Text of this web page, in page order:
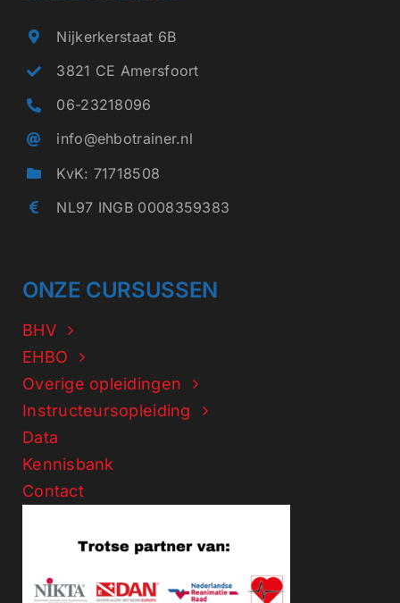
Nijkerkerstaat 6B
3821 CE Amersfoort
06-23218096
info@ehbotrainer.nl
KvK: 71718508
NL97 INGB 0008359383
ONZE CURSUSSEN
BHV
EHBO
Overige opleidingen
Instructeursopleiding
Data
Kennisbank
Contact